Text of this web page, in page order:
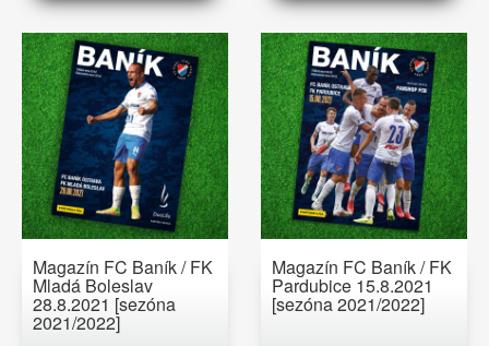
Magazín FC Baník / FK
Mladá Boleslav
28.8.2021 [sezóna
2021/2022]
Magazín FC Baník / FK
Pardubice 15.8.2021
[sezóna 2021/2022]